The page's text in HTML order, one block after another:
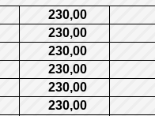
230,00
230,00
230,00
230,00
230,00
230,00